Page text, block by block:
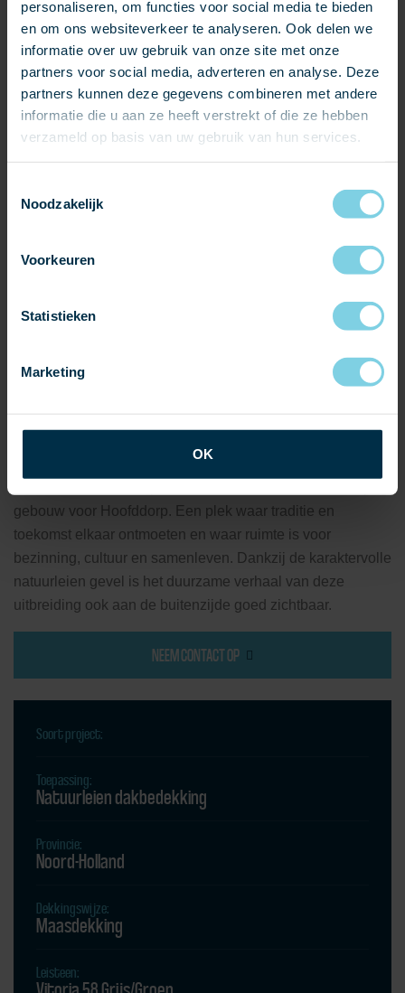
personaliseren, om functies voor social media te bieden
en om ons websiteverkeer te analyseren. Ook delen we
informatie over uw gebruik van onze site met onze
partners voor social media, adverteren en analyse. Deze
partners kunnen deze gegevens combineren met andere
informatie die u aan ze heeft verstrekt of die ze hebben
verzameld op basis van uw gebruik van hun services.
Noodzakelijk
Voorkeuren
Statistieken
Marketing
OK
activiteiten.
ARCHITECTUUR DIE VERLEDEN EN TOEKOMST
VERBINDT
Het ontwerp vanDok architectenversterkt het bestaande
gebouw zonder het te overschaduwen. De karakteristieke
houten spanten van de oorspronkelijke kerk zijn doorgezet
in de uitbreiding, en lopen letterlijk naar buiten toe door. Zo
ontstaat een krachtig gebaar dat verleden en toekomst
visueel én symbolisch met elkaar verbindt.
De buitenschil van de uitbreiding is bekleed met
Vitoria 58
natuurlijke kleurnuances.
Leidekkersbedrijf Ridder Skins
uitvoering. De materiaalkeuze sluit naadloos aan bij het
duurzame karakter van het gebouw: gasloos, voorzien van
efficiëntie en circulair materiaalgebruik.
gebouw voor Hoofddorp. Een plek waar traditie en
toekomst elkaar ontmoeten en waar ruimte is voor
bezinning, cultuur en samenleven. Dankzij de karaktervolle
natuurleien gevel is het duurzame verhaal van deze
uitbreiding ook aan de buitenzijde goed zichtbaar.
NEEM CONTACT OP
Soort project:
Toepassing:
Natuurleien dakbedekking
Provincie:
Noord-Holland
Dekkingswijze:
Maasdekking
Leisteen: